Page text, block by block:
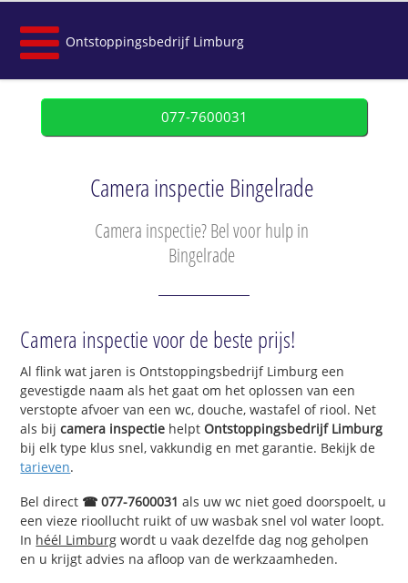
Ontstoppingsbedrijf Limburg
077-7600031
Camera inspectie Bingelrade
Camera inspectie? Bel voor hulp in
Bingelrade
Camera inspectie voor de beste prijs!
Al flink wat jaren is Ontstoppingsbedrijf Limburg een
gevestigde naam als het gaat om het oplossen van een
verstopte afvoer van een wc, douche, wastafel of riool. Net
als bijcamera inspectie helptOntstoppingsbedrijf Limburg
bij elk type klus snel, vakkundig en met garantie. Bekijk de
tarieven.
Bel direct ☎ 077-7600031 als uw wc niet goed doorspoelt, u
een vieze rioollucht ruikt of uw wasbak snel vol water loopt.
In héél Limburg wordt u vaak dezelfde dag nog geholpen
en u krijgt advies na afloop van de werkzaamheden.